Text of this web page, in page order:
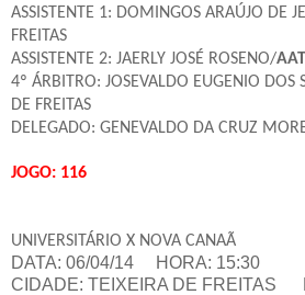
ASSISTENTE 1: DOMINGOS ARAÚJO DE
FREITAS
ASSISTENTE 2: JAERLY JOSÉ ROSENO/
4º ÁRBITRO: JOSEVALDO EUGENIO DOS
DE FREITAS
DELEGADO: GENEVALDO DA CRUZ
JOGO: 116
UNIVERSITÁRIO X NOVA CANAÃ
DATA: 06/04/14 HORA: 15:30
CIDADE: TEIXEIRA DE FREITAS